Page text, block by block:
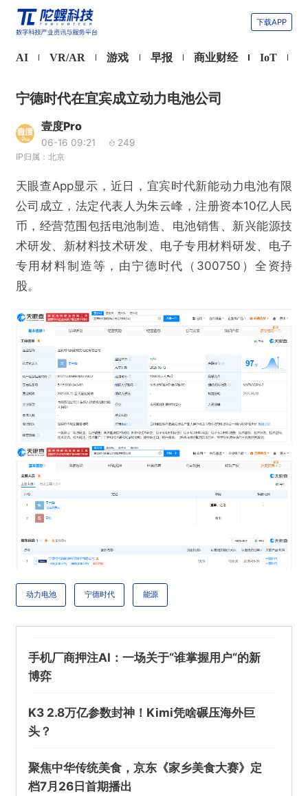
下载APP
AI VR/AR 游戏 早报 商业财经 IoT
宁德时代在宜宾成立动力电池公司
宁德时代在宜宾成立动力电池公司
壹度Pro
06-16 09:21 249
IP归属：北京
天眼查App显示，近日，宜宾时代新能动力电池有限
公司成立，法定代表人为朱云峰，注册资本10亿人民
币，经营范围包括电池制造、电池销售、新兴能源技
术研发、新材料技术研发、电子专用材料研发、电子
专用材料制造等，由宁德时代（300750）全资持
股。
动力电池 宁德时代 能源
手机厂商押注AI：一场关于“谁掌握用户“的新
博弈
K3 2.8万亿参数封神！Kimi凭啥碾压海外巨
头？
聚焦中华传统美食，京东《家乡美食大赛》定
档7月26日首期播出